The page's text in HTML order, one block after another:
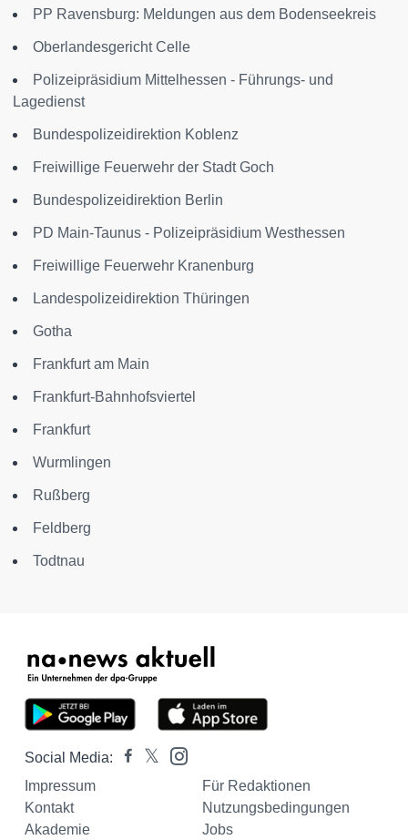
PP Ravensburg: Meldungen aus dem Bodenseekreis
Oberlandesgericht Celle
Polizeipräsidium Mittelhessen - Führungs- und
Lagedienst
Bundespolizeidirektion Koblenz
Freiwillige Feuerwehr der Stadt Goch
Bundespolizeidirektion Berlin
PD Main-Taunus - Polizeipräsidium Westhessen
Freiwillige Feuerwehr Kranenburg
Landespolizeidirektion Thüringen
Gotha
Frankfurt am Main
Frankfurt-Bahnhofsviertel
Frankfurt
Wurmlingen
Rußberg
Feldberg
Todtnau
Social Media:
Impressum
Für Redaktionen
Kontakt
Nutzungsbedingungen
Akademie
Jobs